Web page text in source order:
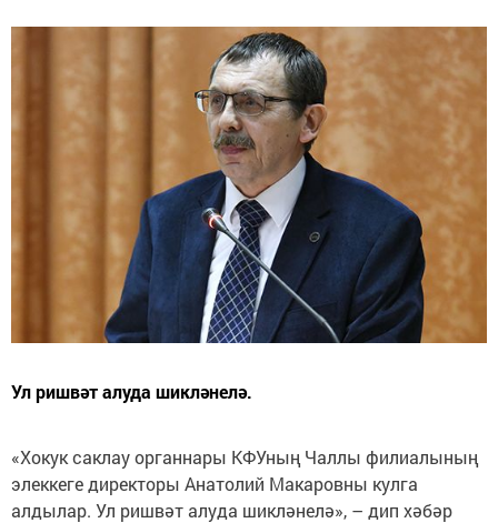
Ул ришвәт алуда шикләнелә.
«Хокук саклау органнары КФУның Чаллы филиалының
элеккеге директоры Анатолий Макаровны кулга
алдылар. Ул ришвәт алуда шикләнелә», – дип хәбәр